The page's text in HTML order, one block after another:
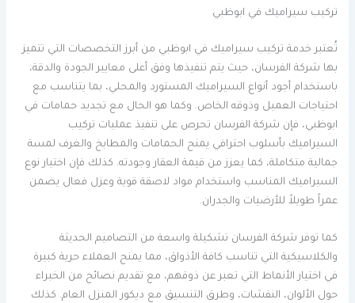
تركيب سيراميك في ابوظبي
تُعتبر خدمة تركيب سيراميك في ابوظبي من أبرز التخصصات التي تتميز
بها شركة الفرسان، حيث يتم تنفيذها وفق أعلى معايير الجودة والدقة،
باستخدام أجود أنواع السيراميك المستورد والمحلي، بما يتناسب مع
احتياجات العميل وذوقه الخاص. وكما هو الحال مع تجديد حمامات في
ابوظبي، فإن شركة الفرسان تحرص على تنفيذ عمليات تركيب
السيراميك بأسلوب احترافي يمنح الحمامات والمطابخ والغرف لمسة
جمالية متكاملة، كما يعزز من قيمة العقار وجودته. كذلك فإن اختيار نوع
السيراميك المناسب واستخدام مواد لاصقة قوية وعزل فعال يضمن
عمراً طويلاً للأرضيات والجدران.
كما توفر شركة الفرسان تشكيلة واسعة من التصاميم الحديثة
والكلاسيكية التي تناسب كافة الأذواق، مما يمنح العملاء حرية كبيرة
في اختيار الأنماط التي تعبر عن ذوقهم، مع تقديم نصائح من الخبراء
حول الألوان، النقشات، وطرق التنسيق مع ديكور المنزل العام. كذلك